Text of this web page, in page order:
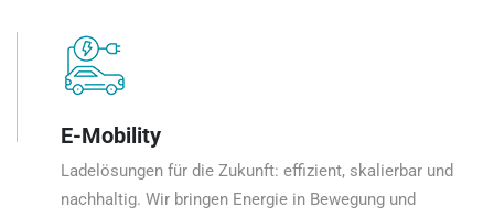
E-Mobility
Ladelösungen für die Zukunft: effizient, skalierbar und
nachhaltig. Wir bringen Energie in Bewegung und